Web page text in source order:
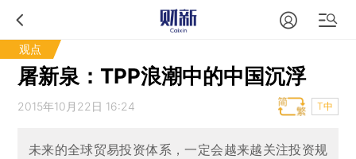
观点
屠新泉：TPP浪潮中的中国沉浮
2015年10月22日 16:24 T中
未来的全球贸易投资体系，一定会越来越关注投资规